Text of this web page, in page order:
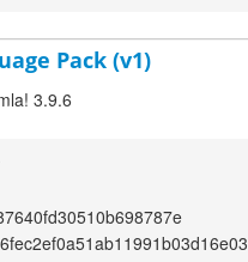
Pack (v1)
3.9.6